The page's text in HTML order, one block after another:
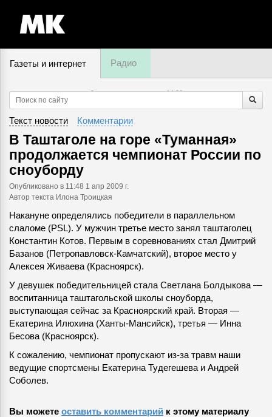
Газеты и интернет Радио
9 августа, воскресенье,14:22
Текст новости Комментарии
В Таштаголе на горе «Туманная»
продолжается чемпионат России по
сноуборду
Опубликовано в 11:48 1 апр 2009 г.
Автор текста Илона Троицкая
Накануне определялись победители в параллельном
слаломе (PSL). У мужчин третье место занял таштаголец
Константин Котов. Первым в соревнованиях стал Дмитрий
Базанов (Петропавловск-Камчатский), второе место у
Алексея Живаева (Красноярск).
У девушек победительницей стала Светлана Болдыкова —
воспитанница таштагольской школы сноуборда,
выступающая сейчас за Красноярский край. Вторая —
Екатерина Илюхина (Ханты-Мансийск), третья — Инна
Бесова (Красноярск).
К сожалению, чемпионат пропускают из-за травм наши
ведущие спортсмены Екатерина Тудегешева и Андрей
Соболев.
Вы можете оставить комментарий к этому материалу